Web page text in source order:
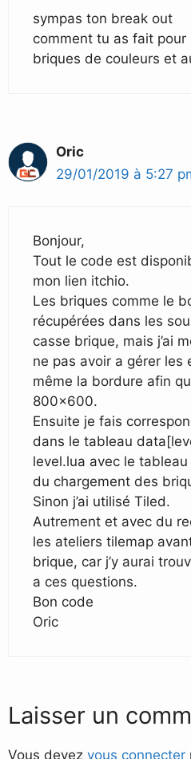
sympas ton break out
comment tu as fait
briques de couleurs et
Oric
29/01/2019 à 5:27
Bonjour,
Tout le code est
mon lien itchio.
Les briques comme le
récupérées dans les
casse brique, mais j’ai
ne pas avoir a gérer les
même la bordure afin
800×600.
Ensuite je fais
dans le tableau
level.lua avec le
du chargement des
Sinon j’ai utilisé Tiled.
Autrement et avec du
les ateliers tilemap
brique, car j’y aurai
a ces questions.
Bon code
Oric
Laisser un
Vous devez vous connecter